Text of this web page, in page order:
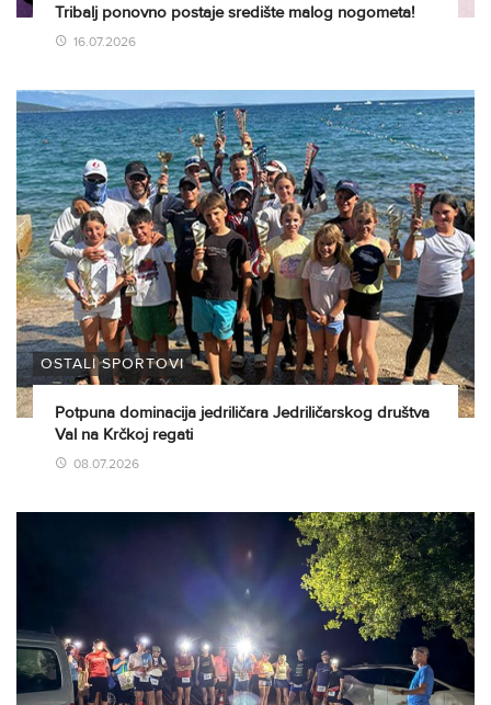
Tribalj ponovno postaje središte malog nogometa!
16.07.2026
OSTALI SPORTOVI
Potpuna dominacija jedriličara Jedriličarskog društva
Val na Krčkoj regati
08.07.2026